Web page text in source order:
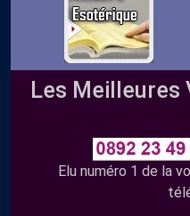
Les Meilleures
Elu numéro 1 de la